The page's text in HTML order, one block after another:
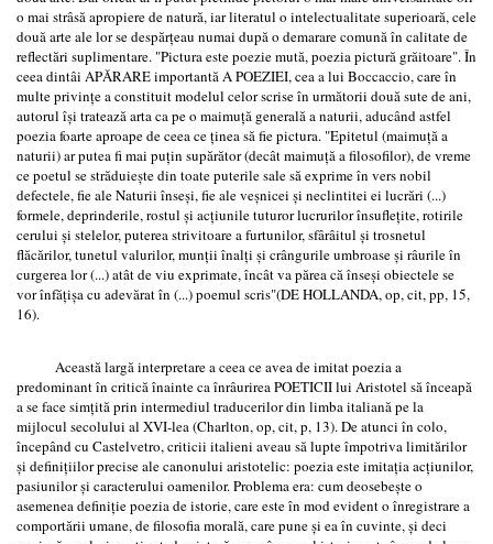
o mai strâsă apropiere de natură, iar literatul o intelectualitate superioară, cele
două arte ale lor se despărțeau numai după o demarare comună în calitate de
reflectări suplimentare. "Pictura este poezie mută, poezia pictură grăitoare". În
ceea dintâi APĂRARE importantă A POEZIEI, cea a lui Boccaccio, care în
multe privințe a constituit modelul celor scrise în următorii două sute de ani,
autorul își tratează arta ca pe o maimuță generală a naturii, aducând astfel
poezia foarte aproape de ceea ce ținea să fie pictura. "Epitetul (maimuță a
naturii) ar putea fi mai puțin supărător (decât maimuță a filosofilor), de vreme
ce poetul se străduiește din toate puterile sale să exprime în vers nobil
defectele, fie ale Naturii înseși, fie ale veșnicei și neclintitei ei lucrări (...)
formele, deprinderile, rostul și acțiunile tuturor lucrurilor însuflețite, rotirile
cerului și stelelor, puterea strivitoare a furtunilor, sfârâitul și trosnetul
flăcărilor, tunetul valurilor, munții înalți și crângurile umbroase și râurile în
curgerea lor (...) atât de viu exprimate, încât va părea că înseși obiectele se
vor înfățișa cu adevărat în (...) poemul scris"(DE HOLLANDA, op, cit, pp, 15,
16).
Această largă interpretare a ceea ce avea de imitat poezia a
predominant în critică înainte ca înrâurirea POETICII lui Aristotel să înceapă
a se face simțită prin intermediul traducerilor din limba italiană pe la
mijlocul secolului al XVI-lea (Charlton, op, cit, p, 13). De atunci în colo,
începând cu Castelvetro, criticii italieni aveau să lupte împotriva limitărilor
și definițiilor precise ale canonului aristotelic: poezia este imitația acțiunilor,
pasiunilor și caracterului oamenilor. Problema era: cum deosebește o
asemenea definiție poezia de istorie, care este în mod evident o înregistrare a
comportării umane, de filosofia morală, care pune și ea în cuvinte, și deci